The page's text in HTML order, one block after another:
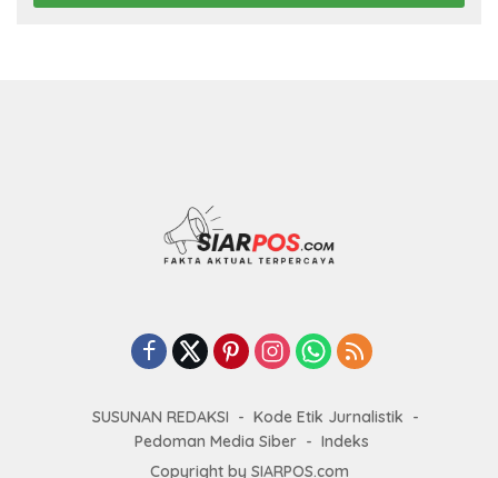
SUSUNAN REDAKSI
Kode Etik Jurnalistik
Pedoman Media Siber
Indeks
Copyright by SIARPOS.com